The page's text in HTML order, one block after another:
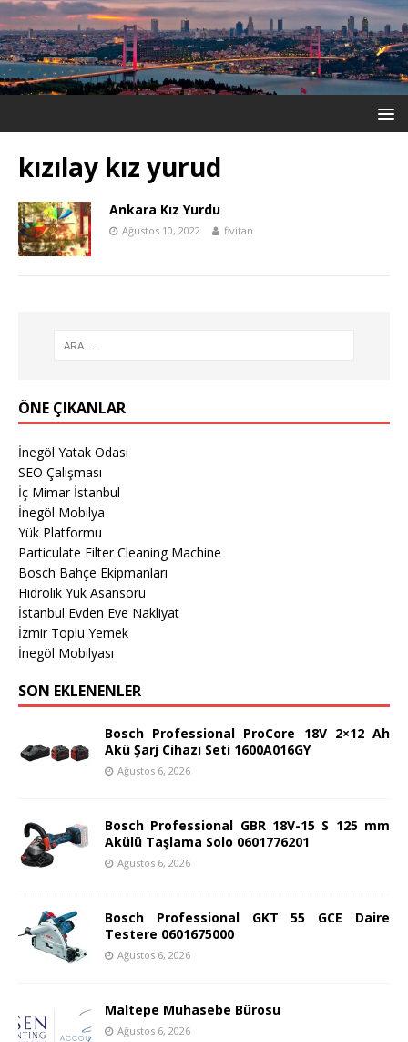
kızılay kız yurud
Ankara Kız Yurdu
Ağustos 10, 2022 fivitan
ÖNE ÇIKANLAR
İnegöl Yatak Odası
SEO Çalışması
İç Mimar İstanbul
İnegöl Mobilya
Yük Platformu
Particulate Filter Cleaning Machine
Bosch Bahçe Ekipmanları
Hidrolik Yük Asansörü
İstanbul Evden Eve Nakliyat
İzmir Toplu Yemek
İnegöl Mobilyası
SON EKLENENLER
Bosch Professional ProCore 18V 2×12 Ah
Akü Şarj Cihazı Seti 1600A016GY
Ağustos 6, 2026
Bosch Professional GBR 18V-15 S 125 mm
Akülü Taşlama Solo 0601776201
Ağustos 6, 2026
Bosch Professional GKT 55 GCE Daire
Testere 0601675000
Ağustos 6, 2026
Maltepe Muhasebe Bürosu
Ağustos 6, 2026